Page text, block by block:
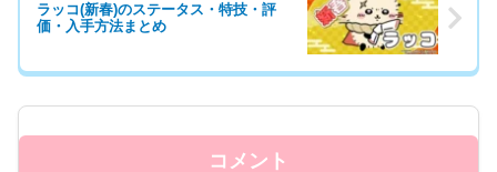
ラッコ(新春)のステータス・特技・評
価・入手方法まとめ
コメント